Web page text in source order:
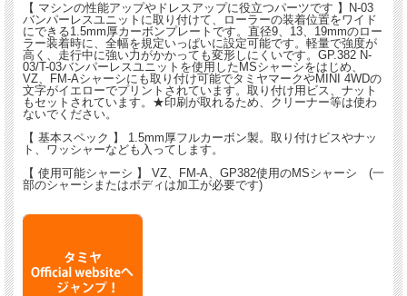
【 マシンの性能アップやドレスアップに役立つパーツです 】N-03
バンパーレスユニットに取り付けて、ローラーの装着位置をワイド
にできる1.5mm厚カーボンプレートです。直径9、13、19mmのロー
ラー装着時に、全幅を規定いっぱいに設定可能です。軽量で強度が
高く、走行中に強い力がかかっても変形しにくいです。GP.382 N-
03/T-03バンパーレスユニットを使用したMSシャーシをはじめ、
VZ、FM-Aシャーシにも取り付け可能でタミヤマークやMINI 4WDの
文字がイエローでプリントされています。取り付け用ビス、ナット
もセットされています。★印刷が取れるため、クリーナー等は使わ
ないでください。
【 基本スペック 】 1.5mm厚フルカーボン製。取り付けビスやナッ
ト、ワッシャーなども入ってします。
【 使用可能シャーシ 】 VZ、FM-A、GP382使用のMSシャーシ (一
部のシャーシまたはボディは加工が必要です)